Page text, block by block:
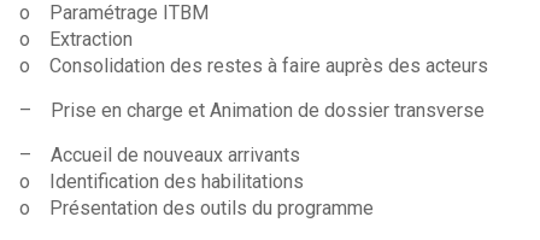
o Paramétrage ITBM
o Extraction
o Consolidation des restes à faire auprès des acteurs
– Prise en charge et Animation de dossier transverse
– Accueil de nouveaux arrivants
o Identification des habilitations
o Présentation des outils du programme